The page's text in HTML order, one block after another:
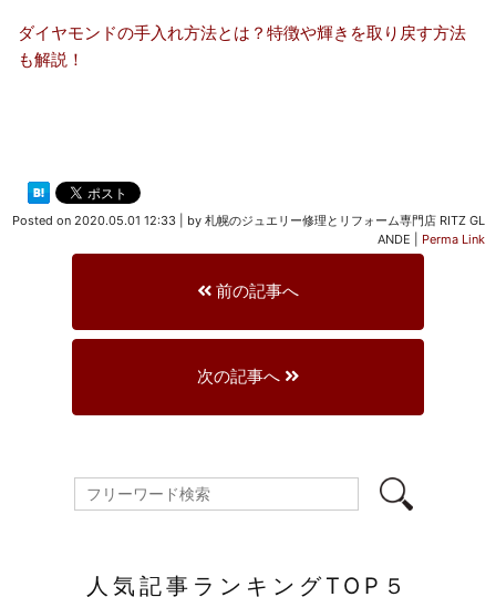
ダイヤモンドの手入れ方法とは？特徴や輝きを取り戻す方法
も解説！
Posted on 2020.05.01 12:33 by 札幌のジュエリー修理とリフォーム専門店 RITZ GL
ANDE
Perma Link
前の記事へ
次の記事へ
人気記事ランキングTOP５